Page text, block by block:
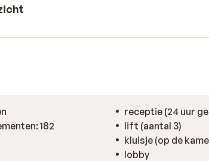
182
receptie (24 uur
lift (aantal 3)
kluisje (op de
lobby